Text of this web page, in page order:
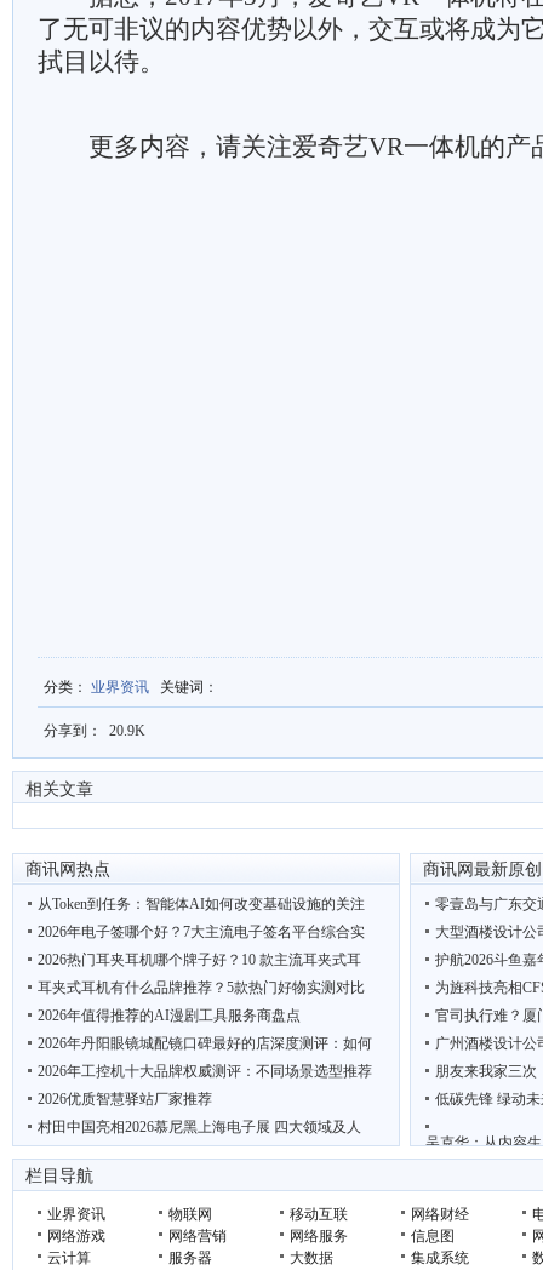
了无可非议的内容优势以外，交互或将成为
拭目以待。
更多内容，请关注爱奇艺VR一体机的产
分类 ： 业界资讯 关键词 ：
分享到： 20.9K
相关文章
商讯网热点
从Token到任务：智能体AI如何改变基础设施的关注
2026年电子签哪个好？7大主流电子签名平台综合实
2026热门耳夹耳机哪个牌子好？10 款主流耳夹式耳
耳夹式耳机有什么品牌推荐？5款热门好物实测对比
2026年值得推荐的AI漫剧工具服务商盘点
2026年丹阳眼镜城配镜口碑最好的店深度测评：如何
2026年工控机十大品牌权威测评：不同场景选型推荐
2026优质智慧驿站厂家推荐
村田中国亮相2026慕尼黑上海电子展 四大领域及人
“鲜”动羊城 西安 周至携猕猴桃电商项目亮相广
商讯网最新原创
零壹岛与广东交
大型酒楼设计公
护航2026斗鱼
为旌科技亮相
官司执行难？厦
广州酒楼设计公
朋友来我家三次
低碳先锋 绿动
吴克华：从内容
栏目导航
业界资讯 物联网 移动互联 网络财经
网络游戏
网络营销 网络服务 信息图
云计算
服务器 大数据 集成系统